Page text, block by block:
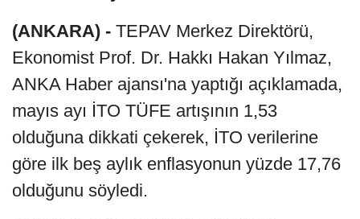
(ANKARA) - TEPAV Merkez Direktörü,
Ekonomist Prof. Dr. Hakkı Hakan Yılmaz,
ANKA Haber ajansı'na yaptığı açıklamada,
mayıs ayı İTO TÜFE artışının 1,53
olduğuna dikkati çekerek, İTO verilerine
göre ilk beş aylık enflasyonun yüzde 17,76
olduğunu söyledi.